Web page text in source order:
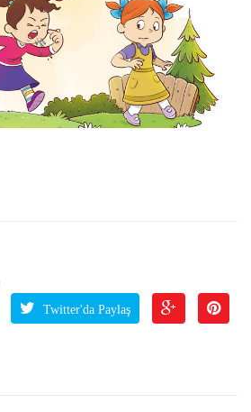
Twitter'da Paylaş